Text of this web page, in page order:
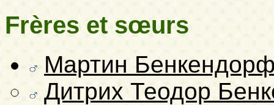
Frères et sœurs
Мартин
Дитрих Теодор